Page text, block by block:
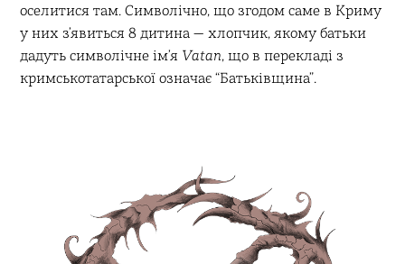
оселитися там. Символічно, що згодом саме в Криму
у них зʼявиться 8 дитина — хлопчик, якому батьки
дадуть символічне ім’я Vatan, що в перекладі з
кримськотатарської означає “Батьківщина”.